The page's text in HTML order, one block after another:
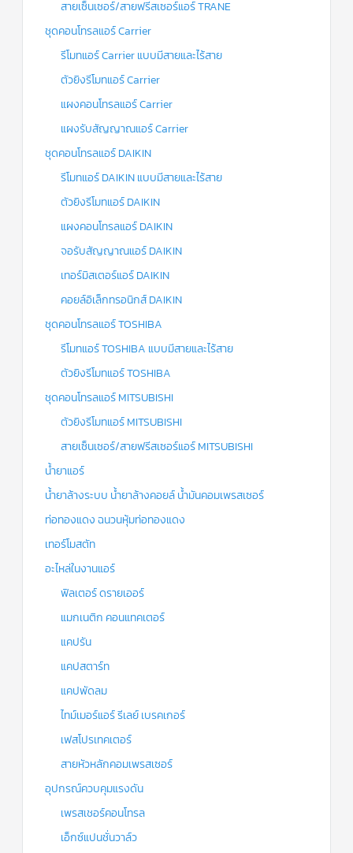
สายเซ็นเซอร์/สายฟรีสเซอร์แอร์ TRANE
ชุดคอนโทรลแอร์ Carrier
รีโมทแอร์ Carrier แบบมีสายและไร้สาย
ตัวยิงรีโมทแอร์ Carrier
แผงคอนโทรลแอร์ Carrier
แผงรับสัญญาณแอร์ Carrier
ชุดคอนโทรลแอร์ DAIKIN
รีโมทแอร์ DAIKIN แบบมีสายและไร้สาย
ตัวยิงรีโมทแอร์ DAIKIN
แผงคอนโทรลแอร์ DAIKIN
จอรับสัญญาณแอร์ DAIKIN
เทอร์มิสเตอร์แอร์ DAIKIN
คอยล์อิเล็กทรอนิกส์ DAIKIN
ชุดคอนโทรลแอร์ TOSHIBA
รีโมทแอร์ TOSHIBA แบบมีสายและไร้สาย
ตัวยิงรีโมทแอร์ TOSHIBA
ชุดคอนโทรลแอร์ MITSUBISHI
ตัวยิงรีโมทแอร์ MITSUBISHI
สายเซ็นเซอร์/สายฟรีสเซอร์แอร์ MITSUBISHI
น้ำยาแอร์
น้ำยาล้างระบบ น้ำยาล้างคอยล์ น้ำมันคอมเพรสเซอร์
ท่อทองแดง ฉนวนหุ้มท่อทองแดง
เทอร์โมสตัท
อะไหล่ในงานแอร์
ฟิลเตอร์ ดรายเออร์
แมกเนติก คอนแทคเตอร์
แคปรัน
แคปสตาร์ท
แคปพัดลม
ไทม์เมอร์แอร์ รีเลย์ เบรคเกอร์
เฟสโปรเทคเตอร์
สายหัวหลักคอมเพรสเซอร์
อุปกรณ์ควบคุมแรงดัน
เพรสเชอร์คอนโทรล
เอ็กซ์แปนชั่นวาล์ว